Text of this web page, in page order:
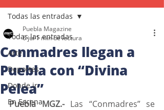
Todas las entradas
Arte
Deportes
Donde ir
En Escena
Todas las entradas
Conmadres llegan a
Puebla con “Divina
Pelea”
Puebla Magazine
6 jul 1 min de lectura
Puebla MGZ.- Las “Conmadres” se